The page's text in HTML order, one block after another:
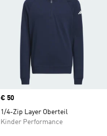
Price
€ 50
1/4-Zip Layer Oberteil
Kinder Performance